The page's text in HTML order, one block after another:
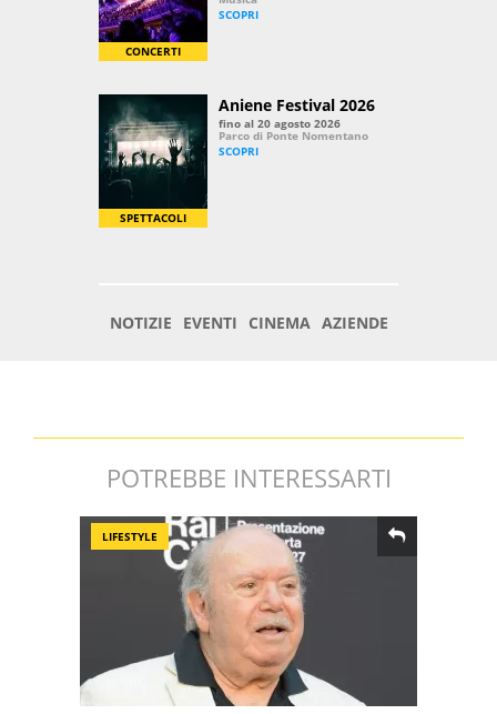
POTREBBE INTERESSARTI
LIFESTYLE